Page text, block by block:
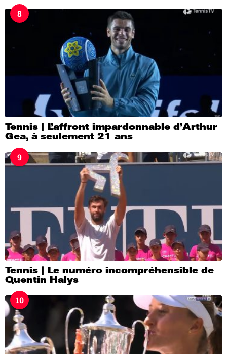
8
Tennis | L’affront impardonnable d’Arthur
Gea, à seulement 21 ans
9
Tennis | Le numéro incompréhensible de
Quentin Halys
10